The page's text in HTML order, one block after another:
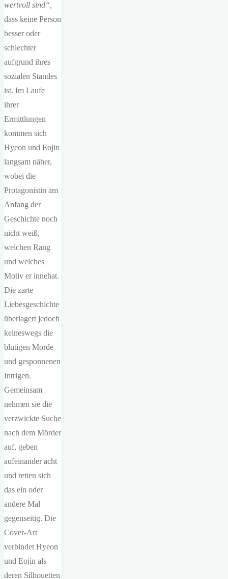
wertvoll sind“,
dass keine Person
besser oder
schlechter
aufgrund ihres
sozialen Standes
ist. Im Laufe
ihrer
Ermittlungen
kommen sich
Hyeon und Eojin
langsam näher,
wobei die
Protagonistin am
Anfang der
Geschichte noch
nicht weiß,
welchen Rang
und welches
Motiv er innehat.
Die zarte
Liebesgeschichte
überlagert jedoch
keineswegs die
blutigen Morde
und gesponnenen
Intrigen.
Gemeinsam
nehmen sie die
verzwickte Suche
nach dem Mörder
auf, geben
aufeinander acht
und retten sich
das ein oder
andere Mal
gegenseitig. Die
Cover-Art
verbindet Hyeon
und Eojin als
deren Silhouetten